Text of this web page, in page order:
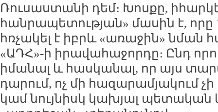
Ռուսաստանի դեմ։ Խոսքը,
հանրապետության» մասին է, որը
հռչակել է իբրև «առաջին» նման
«ԱԴՀ»-ի իրավահաջորդը։ Ընդ
իմանալ և հասկանալ, որ այս
դարում, ոչ մի հազարամյակում
կամ նույնիսկ կախյալ պետական